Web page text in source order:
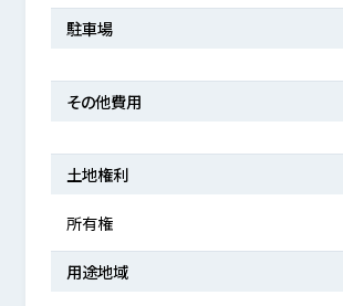
駐車場
その他費用
土地権利
所有権
用途地域